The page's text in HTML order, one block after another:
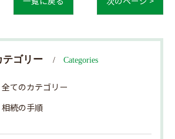
テゴリー Categories
全てのカテゴリー
相続の手順